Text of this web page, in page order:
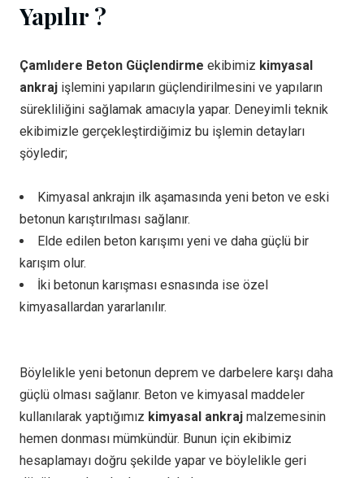
Yapılır ?
Çamlıdere Beton Güçlendirme ekibimiz kimyasal
ankraj işlemini yapıların güçlendirilmesini ve yapıların
sürekliliğini sağlamak amacıyla yapar. Deneyimli teknik
ekibimizle gerçekleştirdiğimiz bu işlemin detayları
şöyledir;
Kimyasal ankrajın ilk aşamasında yeni beton ve eski
betonun karıştırılması sağlanır.
Elde edilen beton karışımı yeni ve daha güçlü bir
karışım olur.
İki betonun karışması esnasında ise özel
kimyasallardan yararlanılır.
Böylelikle yeni betonun deprem ve darbelere karşı daha
güçlü olması sağlanır. Beton ve kimyasal maddeler
kullanılarak yaptığımız kimyasal ankraj malzemesinin
hemen donması mümkündür. Bunun için ekibimiz
hesaplamayı doğru şekilde yapar ve böylelikle geri